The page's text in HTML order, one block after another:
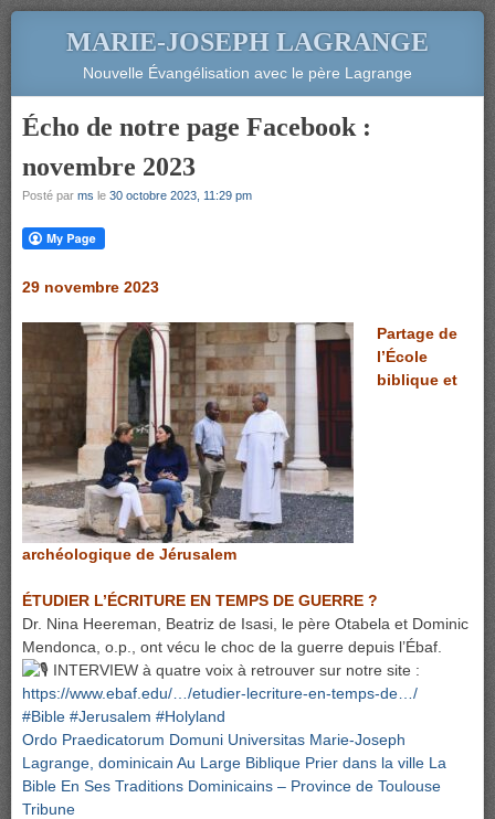
MARIE-JOSEPH LAGRANGE
Nouvelle Évangélisation avec le père Lagrange
Écho de notre page Facebook :
novembre 2023
Posté par ms le 30 octobre 2023, 11:29 pm
29 novembre 2023
Partage de
l’École
biblique et
archéologique de Jérusalem
ÉTUDIER L’ÉCRITURE EN TEMPS DE GUERRE ?
Dr. Nina Heereman, Beatriz de Isasi, le père Otabela et Dominic
Mendonca, o.p., ont vécu le choc de la guerre depuis l’Ébaf.
INTERVIEW à quatre voix à retrouver sur notre site :
https://www.ebaf.edu/…/etudier-lecriture-en-temps-de…/
#Bible #Jerusalem #Holyland
Ordo Praedicatorum Domuni Universitas Marie-Joseph
Lagrange, dominicain Au Large Biblique Prier dans la ville La
Bible En Ses Traditions Dominicains – Province de Toulouse
Tribune